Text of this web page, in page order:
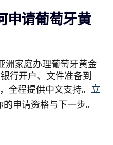
申请葡萄牙黄
洲家庭办理葡萄牙黄金
行开户、文件准备到
全程提供中文支持。 立
申请资格与下一步。